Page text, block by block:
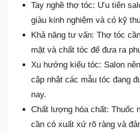
Tay nghề thợ tóc: Ưu tiên
giàu kinh nghiệm và có kỹ
Khả năng tư vấn: Thợ tóc
mặt và chất tóc để đưa ra
Xu hướng kiểu tóc: Salon
cập nhật các mẫu tóc đang
nay.
Chất lượng hóa chất: Thuốc
cần có xuất xứ rõ ràng và